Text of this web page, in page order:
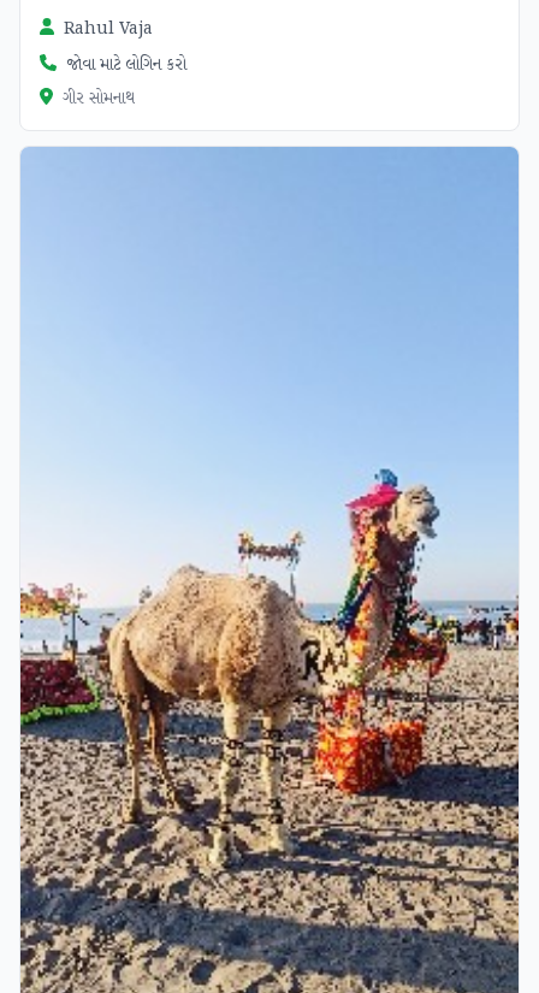
Rahul Vaja
જોવા માટે લોગિન કરો
ગીર સોમનાથ